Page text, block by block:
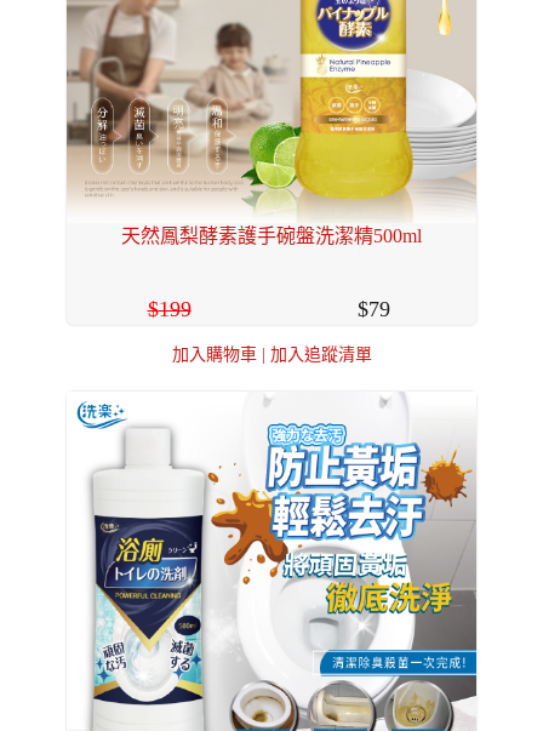
天然鳳梨酵素護手碗盤洗潔精500ml
199 79
加入購物車 | 加入追蹤清單